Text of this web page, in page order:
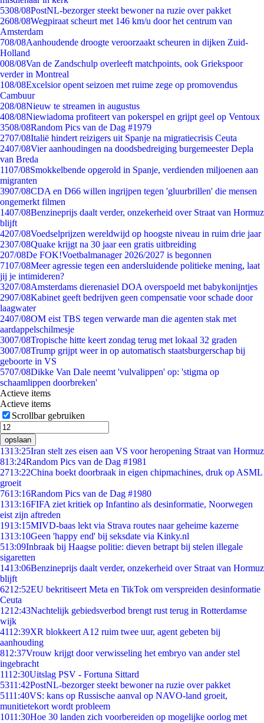
5308/08PostNL-bezorger steekt bewoner na ruzie over pakket
2608/08Wegpiraat scheurt met 146 km/u door het centrum van
Amsterdam
708/08Aanhoudende droogte veroorzaakt scheuren in dijken Zuid-
Holland
008/08Van de Zandschulp overleeft matchpoints, ook Griekspoor
verder in Montreal
108/08Excelsior opent seizoen met ruime zege op promovendus
Cambuur
208/08Nieuw te streamen in augustus
408/08Niewiadoma profiteert van pokerspel en grijpt geel op Ventoux
3508/08Random Pics van de Dag #1979
2707/08Italië hindert reizigers uit Spanje na migratiecrisis Ceuta
2407/08Vier aanhoudingen na doodsbedreiging burgemeester Depla
van Breda
1107/08Smokkelbende opgerold in Spanje, verdienden miljoenen aan
migranten
3907/08CDA en D66 willen ingrijpen tegen 'gluurbrillen' die mensen
ongemerkt filmen
1407/08Benzineprijs daalt verder, onzekerheid over Straat van Hormuz
blijft
4207/08Voedselprijzen wereldwijd op hoogste niveau in ruim drie jaar
2307/08Quake krijgt na 30 jaar een gratis uitbreiding
207/08De FOK!Voetbalmanager 2026/2027 is begonnen
7107/08Meer agressie tegen een andersluidende politieke mening, laat
jij je intimideren?
3207/08Amsterdams dierenasiel DOA overspoeld met babykonijntjes
2907/08Kabinet geeft bedrijven geen compensatie voor schade door
laagwater
2407/08OM eist TBS tegen verwarde man die agenten stak met
aardappelschilmesje
3007/08Tropische hitte keert zondag terug met lokaal 32 graden
3007/08Trump grijpt weer in op automatisch staatsburgerschap bij
geboorte in VS
5707/08Dikke Van Dale neemt 'vulvalippen' op: 'stigma op
schaamlippen doorbreken'
Actieve items
Actieve items
Scrollbar gebruiken
opslaan
1313:25Iran stelt zes eisen aan VS voor heropening Straat van Hormuz
813:24Random Pics van de Dag #1981
2713:22China boekt doorbraak in eigen chipmachines, druk op ASML
groeit
7613:16Random Pics van de Dag #1980
1313:16FIFA ziet kritiek op Infantino als desinformatie, Noorwegen
eist zijn aftreden
1913:15MIVD-baas lekt via Strava routes naar geheime kazerne
1313:10Geen 'happy end' bij seksdate via Kinky.nl
513:09Inbraak bij Haagse politie: dieven betrapt bij stelen illegale
sigaretten
1413:06Benzineprijs daalt verder, onzekerheid over Straat van Hormuz
blijft
6212:52EU bekritiseert Meta en TikTok om verspreiden desinformatie
Ceuta
1212:43Nachtelijk gebiedsverbod brengt rust terug in Rotterdamse
wijk
4112:39XR blokkeert A12 ruim twee uur, agent gebeten bij
aanhouding
812:37Vrouw krijgt door verwisseling het embryo van ander stel
ingebracht
1112:30Uitslag PSV - Fortuna Sittard
5311:42PostNL-bezorger steekt bewoner na ruzie over pakket
5111:40VS: kans op Russische aanval op NAVO-land groeit,
munitietekort wordt probleem
1011:30Hoe 30 landen zich voorbereiden op mogelijke oorlog met